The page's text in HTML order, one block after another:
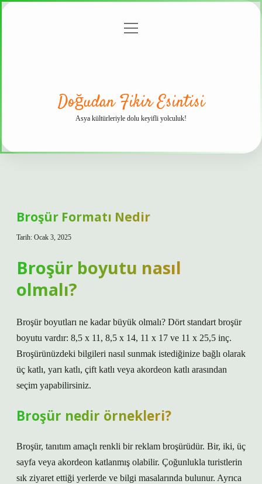
menüyü
Doğudan Fikir Esintisi
Asya kültürleriyle dolu keyifli yolculuk!
Broşür Formatı Nedir
Tarih: Ocak 3, 2025
Broşür boyutu nasıl
olmalı?
Broşür boyutları ne kadar büyük olmalı? Dört standart broşür
boyutu vardır: 8,5 x 11, 8,5 x 14, 11 x 17 ve 11 x 25,5 inç.
Broşürünüzdeki bilgileri nasıl sunmak istediğinize bağlı olarak
üç katlı, yarı katlı, çift katlı veya akordeon katlı arasından
seçim yapabilirsiniz.
Broşür nedir örnekleri?
Broşür, tanıtım amaçlı renkli bir reklam broşürüdür. Bir, iki, üç
sayfa veya akordeon katlanmış olabilir. Çoğunlukla turistlerin
sık ziyaret ettiği yerlerde ve bilgi masalarında bulunur. Ayrıca